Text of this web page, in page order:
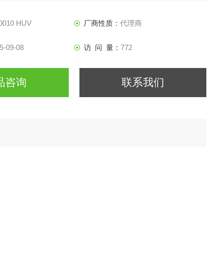
HUV 厂商性质： 代理商
09-08 访 问 量： 772
咨询 联系我们